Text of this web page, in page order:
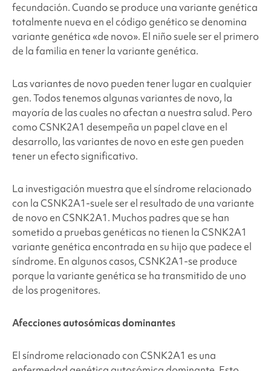
fecundación. Cuando se produce una variante genética
totalmente nueva en el código genético se denomina
variante genética «de novo». El niño suele ser el primero
de la familia en tener la variante genética.
Las variantes de novo pueden tener lugar en cualquier
gen. Todos tenemos algunas variantes de novo, la
mayoría de las cuales no afectan a nuestra salud. Pero
como CSNK2A1 desempeña un papel clave en el
desarrollo, las variantes de novo en este gen pueden
tener un efecto significativo.
La investigación muestra que el síndrome relacionado
con la CSNK2A1-suele ser el resultado de una variante
de novo en CSNK2A1. Muchos padres que se han
sometido a pruebas genéticas no tienen la CSNK2A1
variante genética encontrada en su hijo que padece el
síndrome. En algunos casos, CSNK2A1-se produce
porque la variante genética se ha transmitido de uno
de los progenitores.
Afecciones autosómicas dominantes
El síndrome relacionado con CSNK2A1 es una